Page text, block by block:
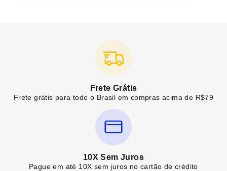
Frete Grátis
Frete grátis para todo o Brasil em compras acima de R$79
10X Sem Juros
Pague em até 10X sem juros no cartão de crédito